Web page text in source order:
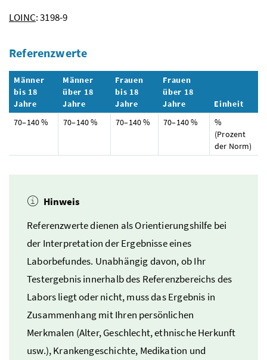
LOINC: 3198-9
Referenzwerte
Männer
bis 18
Jahre
Männer
über 18
Jahre
Frauen
bis 18
Jahre
Frauen
über 18
Jahre
Einheit
70–140% 70–140% 70–140% 70–140%
%
(Prozent
der Norm)
Hinweis
Referenzwerte dienen als Orientierungshilfe bei
der Interpretation der Ergebnisse eines
Laborbefundes. Unabhängig davon, ob Ihr
Testergebnis innerhalb des Referenzbereichs des
Labors liegt oder nicht, muss das Ergebnis in
Zusammenhang mit Ihren persönlichen
Merkmalen (Alter, Geschlecht, ethnische Herkunft
usw.), Krankengeschichte, Medikation und